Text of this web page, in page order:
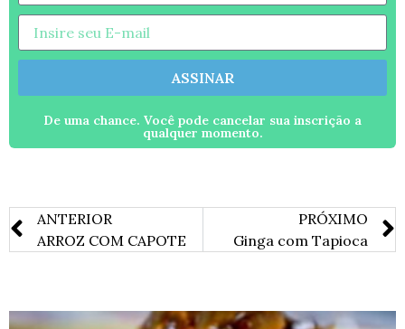
ASSINAR
De uma chance. Você pode cancelar sua inscrição a
qualquer momento.
ANTERIOR
ARROZ COM CAPOTE
PRÓXIMO
Ginga com Tapioca